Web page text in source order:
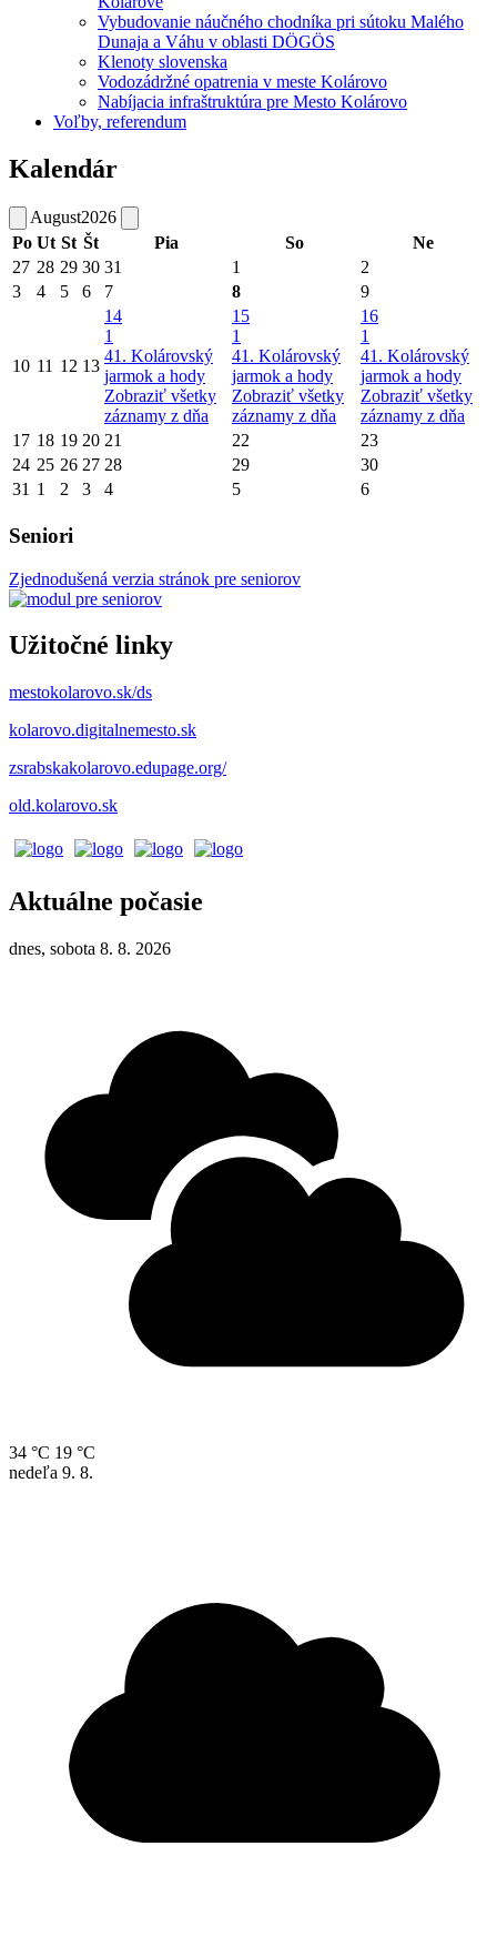
Vybudovanie náučného chodníka pri sútoku Malého
Dunaja a Váhu v oblasti DÖGÖS
Klenoty slovenska
Vodozádržné opatrenia v meste Kolárovo
Nabíjacia infraštruktúra pre Mesto Kolárovo
Voľby, referendum
Kalendár
August2026
Po Ut St Št Pia So
Ne
27 28 29 30 31 1
2
3
4 5 6 7 8 9
10 11 12 13
14
1
41. Kolárovský
jarmok a hody
Zobraziť všetky
záznamy z dňa
15
1
41. Kolárovský
jarmok a hody
Zobraziť všetky
záznamy z dňa
16
1
41. Kolárovský
jarmok a hody
Zobraziť všetky
záznamy z dňa
17 18 19 20 21 22
23
24 25 26 27 28 29
30
31 1 2 3 4 5 6
Seniori
Zjednodušená verzia stránok pre seniorov
Užitočné linky
mestokolarovo.sk/ds
kolarovo.digitalnemesto.sk
zsrabskakolarovo.edupage.org/
old.kolarovo.sk
Aktuálne počasie
dnes, sobota 8. 8. 2026
34 °C 19 °C
nedeľa 9. 8.